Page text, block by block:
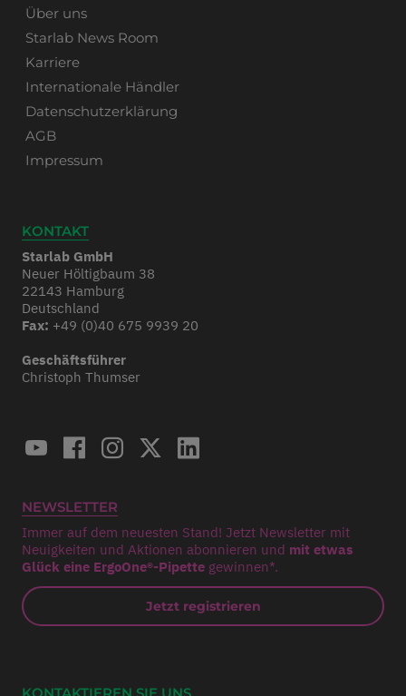
Über uns
Starlab News Room
Karriere
Internationale Händler
Datenschutzerklärung
AGB
Impressum
KONTAKT
Starlab GmbH
Neuer Höltigbaum 38
22143 Hamburg
Deutschland
Fax: +49 (0)40 675 9939 20
Geschäftsführer
Christoph Thumser
NEWSLETTER
Immer auf dem neuesten Stand! Jetzt Newsletter mit
Neuigkeiten und Aktionen abonnieren und mit etwas
Glück eine ErgoOne®-Pipette gewinnen*.
Jetzt registrieren